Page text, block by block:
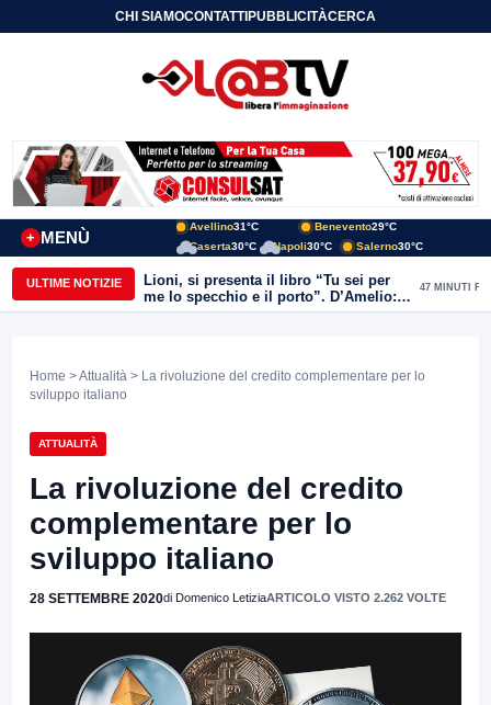
CHI SIAMOCONTATTIPUBBLICITÀCERCA
MENÙ
+
Avellino31°C Benevento29°C
Caserta30°C Napoli30°C Salerno30°C
ULTIME NOTIZIE
Lioni, si presenta il libro “Tu sei per
me lo specchio e il porto”. D’Amelio:
“Gettiamo un seme d’impegno futuro
47 MINUTI FA
Home >Attualità > La rivoluzione del credito complementare per lo
sviluppo italiano
ATTUALITÀ
La rivoluzione del credito
complementare per lo
sviluppo italiano
28 SETTEMBRE 2020di Domenico LetiziaARTICOLO VISTO 2.262 VOLTE